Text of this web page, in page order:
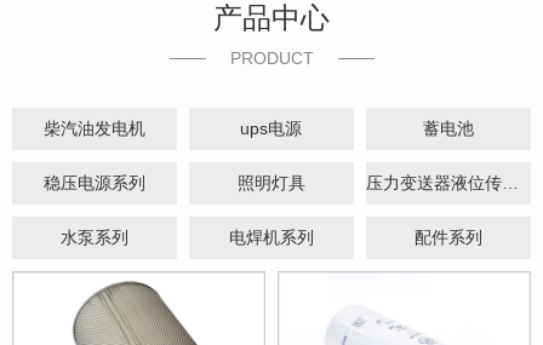
产品中心
PRODUCT
柴汽油发电机 ups电源 蓄电池
稳压电源系列 照明灯具 压力变送器液位传感器系列
水泵系列 电焊机系列 配件系列